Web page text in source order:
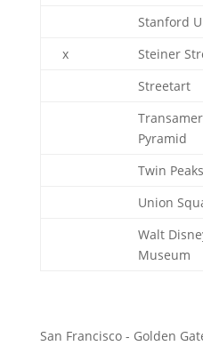
Stanford
x
Steiner
Streetart
Pyramid
Twin Peaks
Union
Walt
Museum
San Francisco - Golden